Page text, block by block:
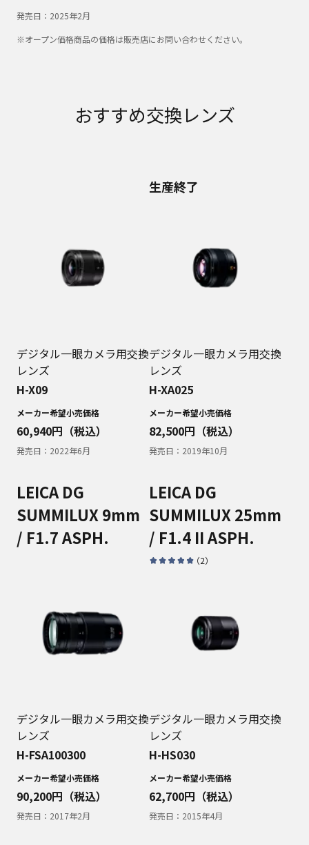
発売日： 2025年2月
※オープン価格商品の価格は販売店にお問い合わせください。
おすすめ交換レンズ
デジタル一眼カメラ用交換
レンズ
H-X09
メーカー希望小売価格
60,940円（税込）
発売日： 2022年6月
LEICA DG
SUMMILUX 9mm
/ F1.7 ASPH.
生産終了
デジタル一眼カメラ用交換
レンズ
H-XA025
メーカー希望小売価格
82,500円（税込）
発売日： 2019年10月
LEICA DG
SUMMILUX 25mm
/ F1.4 II ASPH.
（2）
デジタル一眼カメラ用交換
レンズ
H-FSA100300
メーカー希望小売価格
90,200円（税込）
発売日： 2017年2月
デジタル一眼カメラ用交換
レンズ
H-HS030
メーカー希望小売価格
62,700円（税込）
発売日： 2015年4月